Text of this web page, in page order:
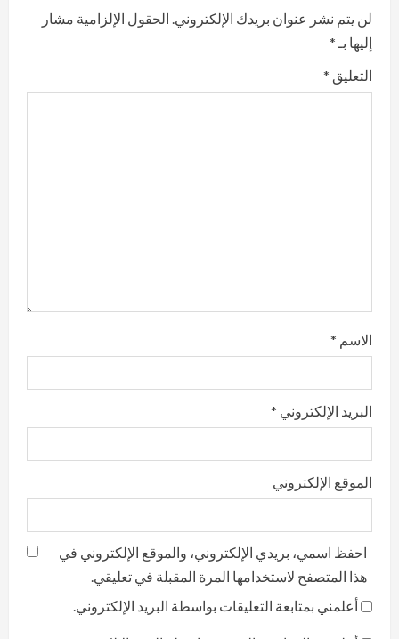
u
e
R
g
لن يتم نشر عنوان بريدك الإلكتروني. الحقول الإلزامية مشار
إليها بـ *
التعليق *
الاسم *
البريد الإلكتروني *
الموقع الإلكتروني
احفظ اسمي، بريدي الإلكتروني، والموقع الإلكتروني في
هذا المتصفح لاستخدامها المرة المقبلة في تعليقي.
أعلمني بمتابعة التعليقات بواسطة البريد الإلكتروني.